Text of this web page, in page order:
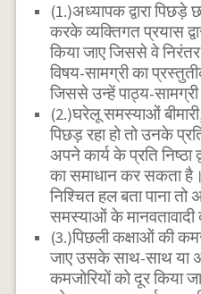
(1.)अध्यापक द्वारा
करके व्यक्तिगत प्रयास
किया जाए जिससे वे
विषय-सामग्री का
जिससे उन्हें पाठ्य-
(2.)घरेलू समस्याओं
पिछड़ रहा हो तो उनके
अपने कार्य के प्रति
का समाधान कर सकता
निश्चित हल बता पाना
समस्याओं के मानवतावादी
(3.)पिछली कक्षाओं की
जाए उसके साथ-साथ या
कमजोरियों को दूर किया